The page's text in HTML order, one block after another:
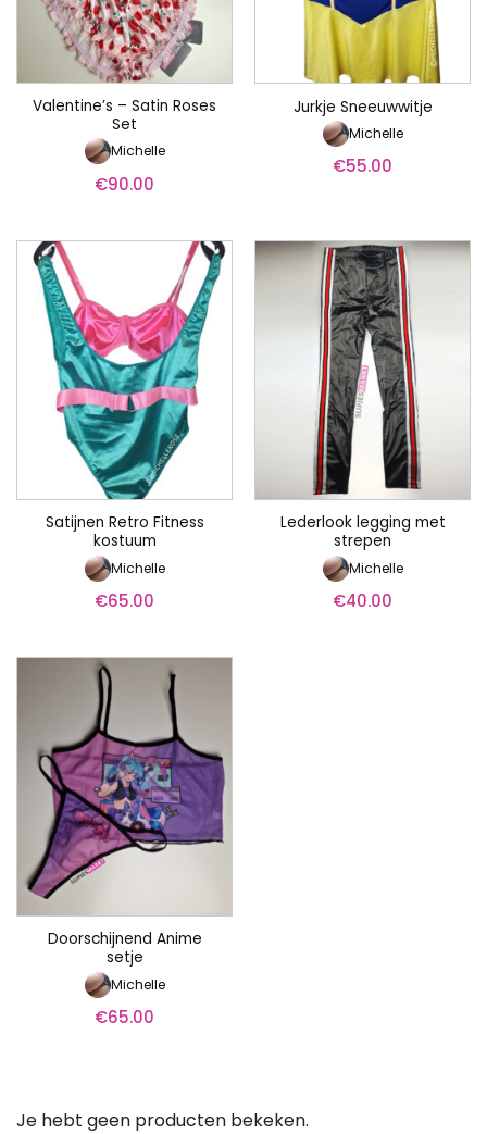
Valentine’s – Satin Roses
Set
Michelle
€90.00
Jurkje Sneeuwwitje
Michelle
€55.00
Satijnen Retro Fitness
kostuum
Michelle
€65.00
Lederlook legging met
strepen
Michelle
€40.00
Doorschijnend Anime
setje
Michelle
€65.00
Je hebt geen producten bekeken.